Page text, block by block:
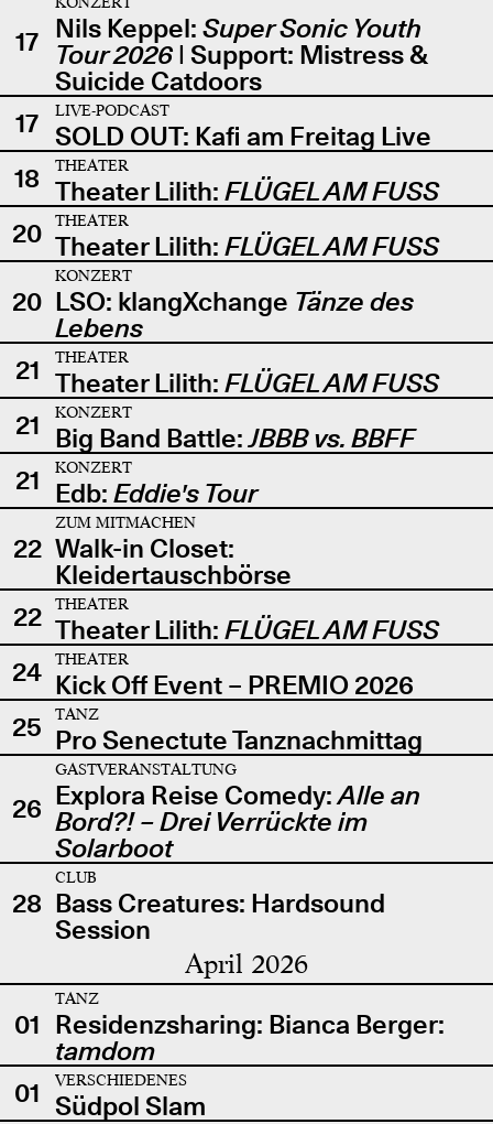
17 Nils Keppel: Super Sonic Youth
Tour 2026| Support: Mistress &
Suicide Catdoors
17
LIVE-PODCAST
SOLD OUT: Kafi am Freitag Live
18
THEATER
Theater Lilith: FLÜGEL AM FUSS
20
THEATER
Theater Lilith: FLÜGEL AM FUSS
20
KONZERT
LSO: klangXchange Tänze des
Lebens
21
THEATER
Theater Lilith: FLÜGEL AM FUSS
21
KONZERT
Big Band Battle:JBBB vs. BBFF
21
KONZERT
Edb: Eddie's Tour
22
ZUM MITMACHEN
Walk-in Closet:
Kleidertauschbörse
22
THEATER
Theater Lilith: FLÜGEL AM FUSS
24
THEATER
Kick Off Event – PREMIO 2026
25
TANZ
Pro Senectute Tanznachmittag
26
GASTVERANSTALTUNG
Explora Reise Comedy:Alle an
Bord?! – Drei Verrückte im
Solarboot
28
CLUB
Bass Creatures: Hardsound
Session
April 2026
01
TANZ
Residenzsharing: Bianca Berger:
tamdom
01
VERSCHIEDENES
Südpol Slam